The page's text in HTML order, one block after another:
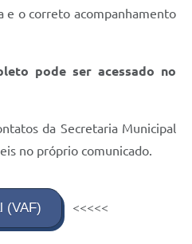
e o correto acompanhamento
pode ser acessado no
da Secretaria Municipal
no próprio comunicado.
(VAF) <<<<<